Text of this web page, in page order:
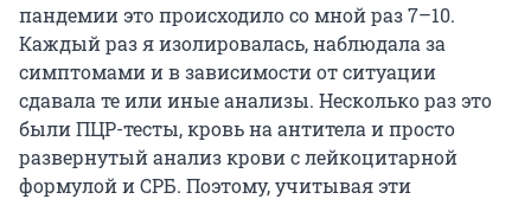
пандемии это происходило со мной раз 7–10.
Каждый раз я изолировалась, наблюдала за
симптомами и в зависимости от ситуации
сдавала те или иные анализы. Несколько раз это
были ПЦР-тесты, кровь на антитела и просто
развернутый анализ крови с лейкоцитарной
формулой и СРБ. Поэтому, учитывая эти